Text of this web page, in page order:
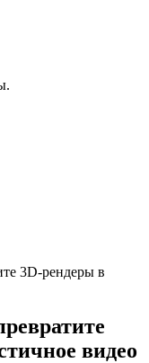
3D-рендеры в
видео